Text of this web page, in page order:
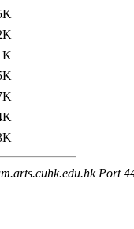
Port